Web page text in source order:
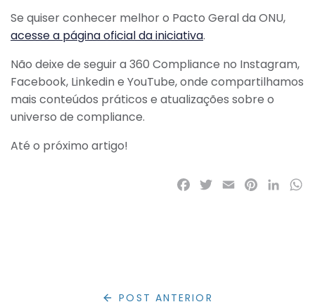
Se quiser conhecer melhor o Pacto Geral da ONU,
acesse a página oficial da iniciativa.
Não deixe de seguir a 360 Compliance no Instagram,
Facebook, Linkedin e YouTube, onde compartilhamos
mais conteúdos práticos e atualizações sobre o
universo de compliance.
Até o próximo artigo!
Facebook
Twitter
EmailPinterest
POST ANTERIOR